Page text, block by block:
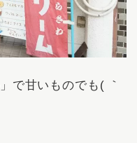
」で甘いものでも( ｀